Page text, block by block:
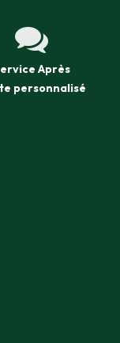
Après
personnalisé